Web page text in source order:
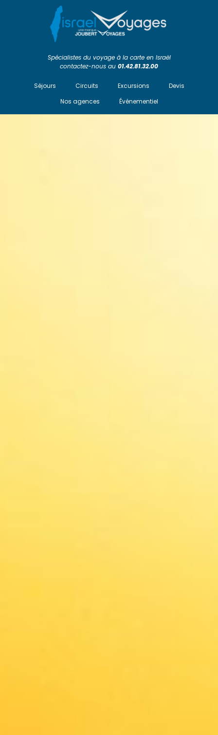
Spécialistes du voyage à la carte en Israël
contactez-nous au 01.42.81.32.00
Séjours Circuits Excursions
Devis
Nos agences
Événementiel